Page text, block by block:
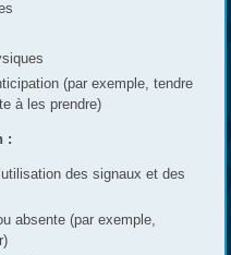
(par exemple, tendre
à les prendre)
:
des signaux et des
absente (par exemple,